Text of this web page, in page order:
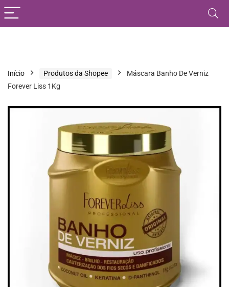
Início Produtos da Shopee
Máscara Banho De Verniz
Forever Liss 1Kg